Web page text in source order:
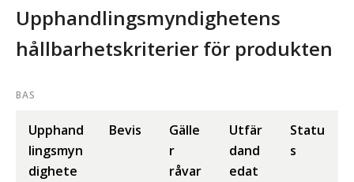
Upphandlingsmyndighetens
hållbarhetskriterier för produkten
BAS
Upphand
lingsmyn
dighete
Bevis
Gälle
r
råvar
Utfär
dand
edat
Statu
s